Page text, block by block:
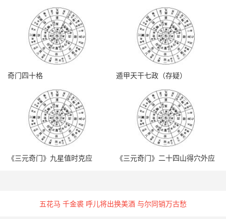
奇门四十格 遁甲天干七政（存疑）
《三元奇门》九星值时克应 《三元奇门》二十四山得穴外应
五花马 千金裘 呼儿将出换美酒 与尔同销万古愁